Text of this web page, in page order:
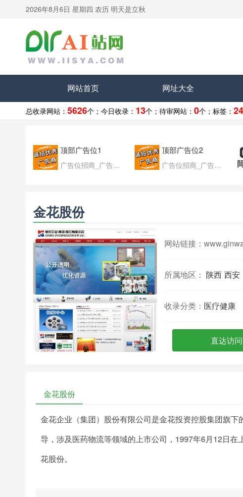
2026年8月6日 星期四 农历 明天是立秋
网站首页 网址大全
总收录网站： 5626个； 今日收录： 13个； 待审网站： 0个； 标签：
顶部广告位1
广告位招商_广告位待售
顶部广告位2
广告位招商_广告位待售
金花股份
网站链接：
所属地区： 陕西 西安
收录分类： 医疗健康
直达访问
金花股份
金花企业（集团）股份有限公司是金花投资控股集团旗
导，涉及医药物流等领域的上市公司，1997年6月12日
花股份。